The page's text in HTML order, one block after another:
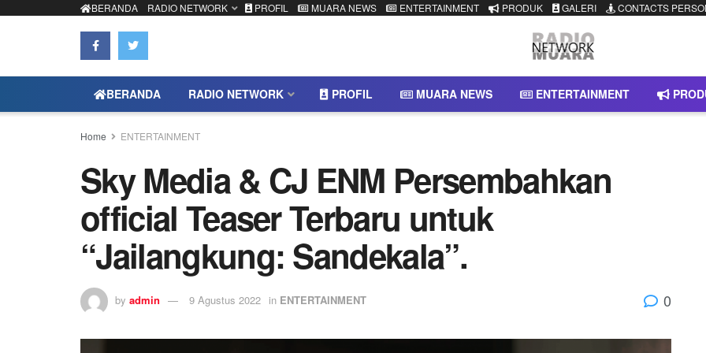
BERANDA RADIO NETWORK PROFIL MUARA NEWS ENTERTAINMENT PRODUK GALERI CONTACTS
BERANDA RADIO NETWORK PROFIL MUARA NEWS ENTERTAINMENT
Home ENTERTAINMENT
Sky Media & CJ ENM Persembahkan
official Teaser Terbaru untuk
“Jailangkung: Sandekala”.
by admin 9 Agustus 2022 in ENTERTAINMENT 0